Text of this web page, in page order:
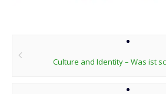
navigationCulture and Identity – Was ist